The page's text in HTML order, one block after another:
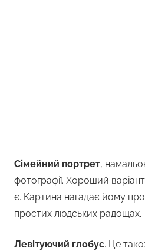
Сімейний портрет,
фотографії. Хороший
є. Картина нагадає йому про
простих людських радощах.
Левітуючий глобус. Це